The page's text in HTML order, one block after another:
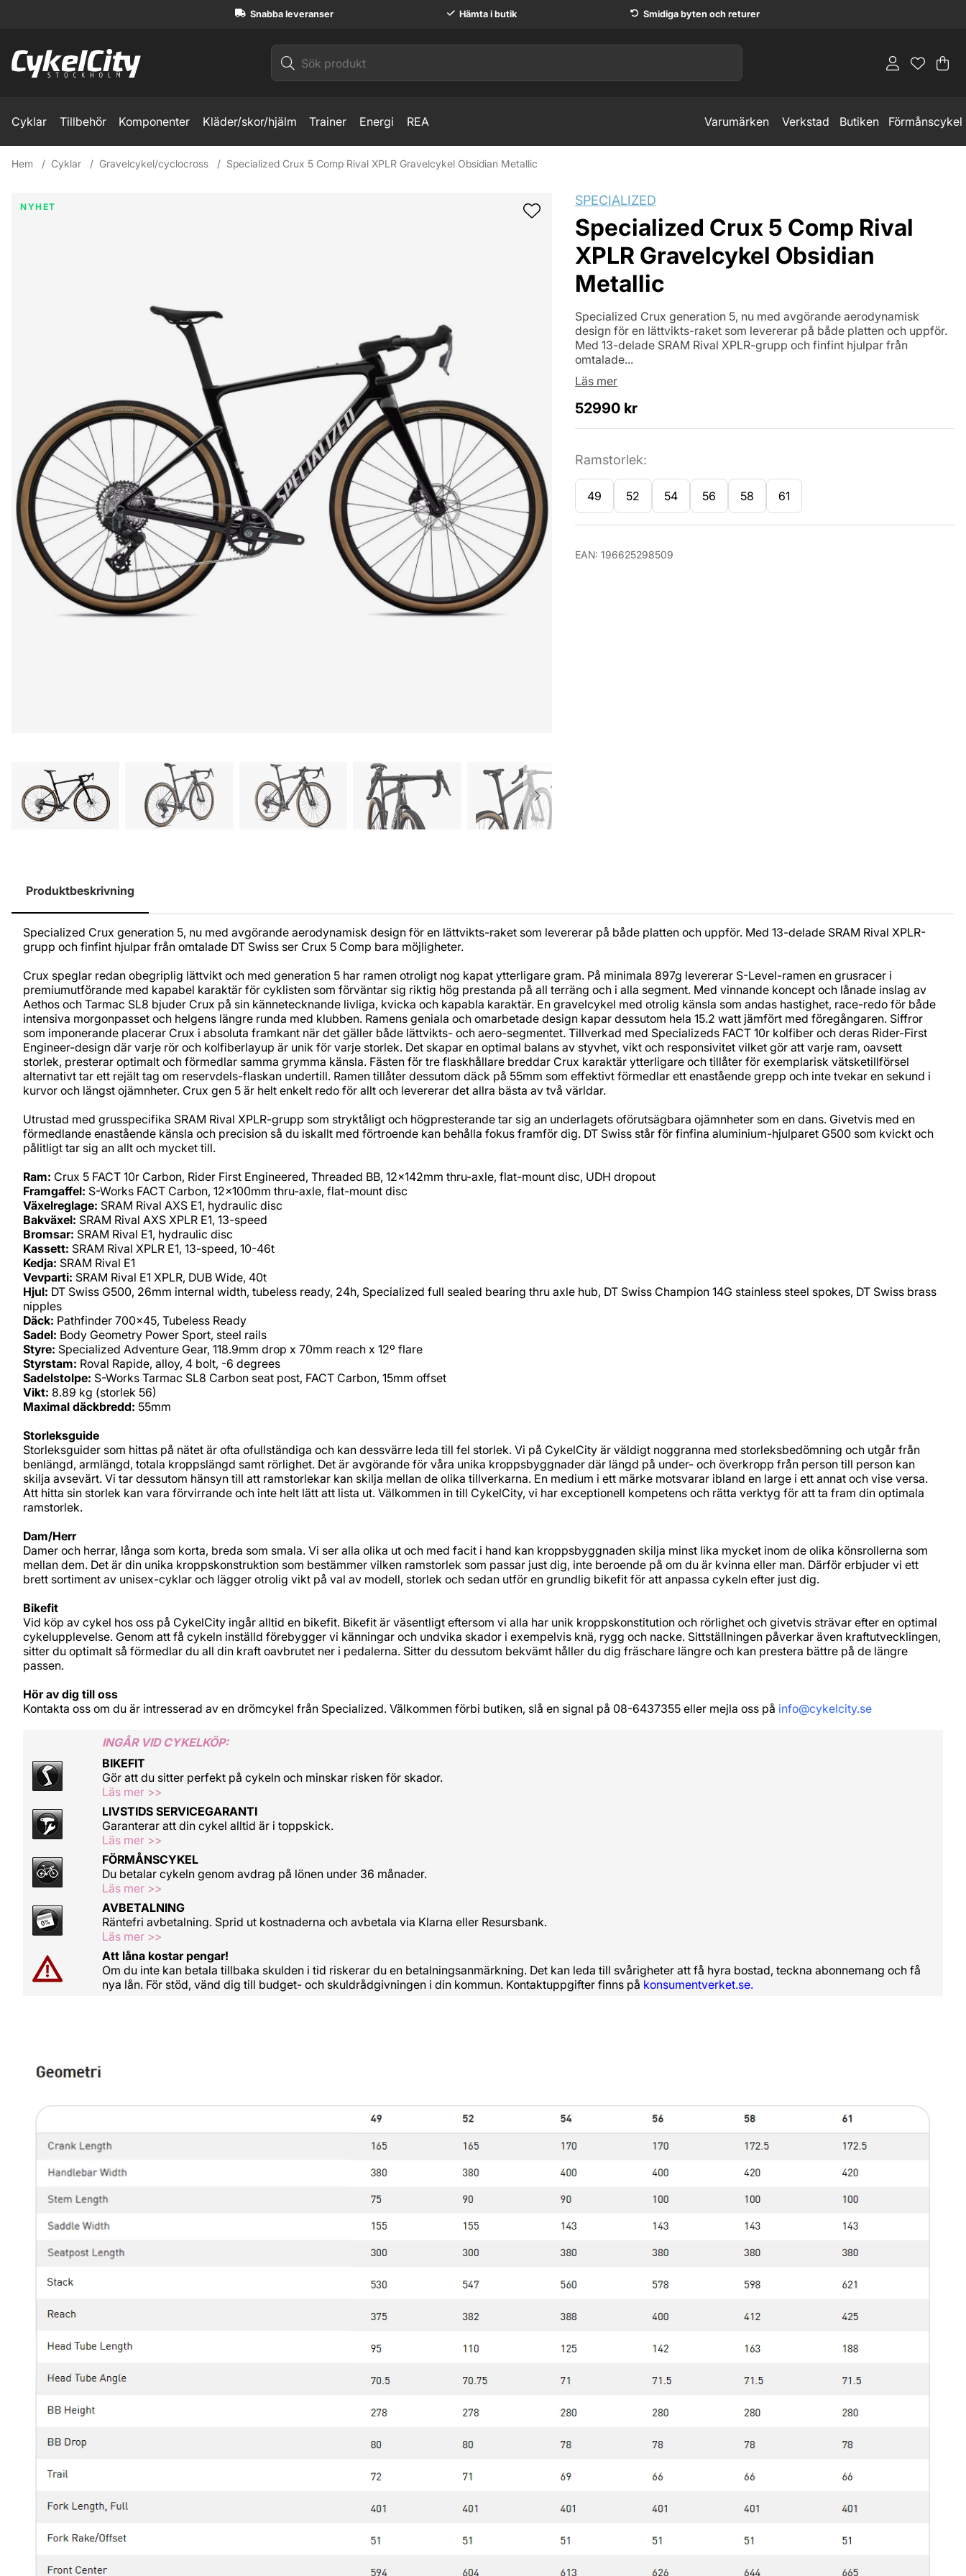
Snabba leveranser Hämta i butik Smidiga byten och returer
.
Cyklar Tillbehör Komponenter Kläder/skor/hjälm Trainer Energi REA Varumärken Verkstad Butiken Förmånscykel
Hem Cyklar Gravelcykel/cyclocross Specialized Crux 5 Comp Rival XPLR Gravelcykel Obsidian Metallic
NYHET
Produktbilder Specialized Crux 5 Comp Rival XPLR Gravelcykel Obsidian Metallic SPECIALIZED
Specialized Crux 5 Comp Rival
XPLR Gravelcykel Obsidian
Metallic
Specialized Crux generation 5, nu med avgörande aerodynamisk
design för en lättvikts-raket som levererar på både platten och uppför.
Med 13-delade SRAM Rival XPLR-grupp och finfint hjulpar från
omtalade...
Läs mer
52990 kr
Ramstorlek:
49 52 54 56 58 61
EAN: 196625298509
Produktbeskrivning
Specialized Crux generation 5, nu med avgörande aerodynamisk design för en lättvikts-raket som levererar på både platten och uppför. Med 13-delade SRAM Rival XPLR-
grupp och finfint hjulpar från omtalade DT Swiss ser Crux 5 Comp bara möjligheter.
Crux speglar redan obegriplig lättvikt och med generation 5 har ramen otroligt nog kapat ytterligare gram. På minimala 897g levererar S-Level-ramen en grusracer i
premiumutförande med kapabel karaktär för cyklisten som förväntar sig riktig hög prestanda på all terräng och i alla segment. Med vinnande koncept och lånade inslag av
Aethos och Tarmac SL8 bjuder Crux på sin kännetecknande livliga, kvicka och kapabla karaktär. En gravelcykel med otrolig känsla som andas hastighet, race-redo för både
intensiva morgonpasset och helgens längre runda med klubben. Ramens geniala och omarbetade design kapar dessutom hela 15.2 watt jämfört med föregångaren. Siffror
som imponerande placerar Crux i absoluta framkant när det gäller både lättvikts- och aero-segmentet. Tillverkad med Specializeds FACT 10r kolfiber och deras Rider-First
Engineer-design där varje rör och kolfiberlayup är unik för varje storlek. Det skapar en optimal balans av styvhet, vikt och responsivitet vilket gör att varje ram, oavsett
storlek, presterar optimalt och förmedlar samma grymma känsla. Fästen för tre flaskhållare breddar Crux karaktär ytterligare och tillåter för exemplarisk vätsketillförsel
alternativt tar ett rejält tag om reservdels-flaskan undertill. Ramen tillåter dessutom däck på 55mm som effektivt förmedlar ett enastående grepp och inte tvekar en sekund i
kurvor och längst ojämnheter. Crux gen 5 är helt enkelt redo för allt och levererar det allra bästa av två världar.
Utrustad med grusspecifika SRAM Rival XPLR-grupp som stryktåligt och högpresterande tar sig an underlagets oförutsägbara ojämnheter som en dans. Givetvis med en
förmedlande enastående känsla och precision så du iskallt med förtroende kan behålla fokus framför dig. DT Swiss står för finfina aluminium-hjulparet G500 som kvickt och
pålitligt tar sig an allt och mycket till.
Ram: Crux 5 FACT 10r Carbon, Rider First Engineered, Threaded BB, 12x142mm thru-axle, flat-mount disc, UDH dropout
Framgaffel: S-Works FACT Carbon, 12x100mm thru-axle, flat-mount disc
Växelreglage: SRAM Rival AXS E1, hydraulic disc
Bakväxel: SRAM Rival AXS XPLR E1, 13-speed
Bromsar: SRAM Rival E1, hydraulic disc
Kassett: SRAM Rival XPLR E1, 13-speed, 10-46t
Kedja: SRAM Rival E1
Vevparti: SRAM Rival E1 XPLR, DUB Wide, 40t
Hjul: DT Swiss G500, 26mm internal width, tubeless ready, 24h, Specialized full sealed bearing thru axle hub, DT Swiss Champion 14G stainless steel spokes, DT Swiss brass
nipples
Däck: Pathfinder 700x45, Tubeless Ready
Sadel: Body Geometry Power Sport, steel rails
Styre: Specialized Adventure Gear, 118.9mm drop x 70mm reach x 12º flare
Styrstam: Roval Rapide, alloy, 4 bolt, -6 degrees
Sadelstolpe: S-Works Tarmac SL8 Carbon seat post, FACT Carbon, 15mm offset
Vikt: 8.89 kg (storlek 56)
Maximal däckbredd: 55mm
Storleksguide
Storleksguider som hittas på nätet är ofta ofullständiga och kan dessvärre leda till fel storlek. Vi på CykelCity är väldigt noggranna med storleksbedömning och utgår från
benlängd, armlängd, totala kroppslängd samt rörlighet. Det är avgörande för våra unika kroppsbyggnader där längd på under- och överkropp från person till person kan
skilja avsevärt. Vi tar dessutom hänsyn till att ramstorlekar kan skilja mellan de olika tillverkarna. En medium i ett märke motsvarar ibland en large i ett annat och vise versa.
Att hitta sin storlek kan vara förvirrande och inte helt lätt att lista ut. Välkommen in till CykelCity, vi har exceptionell kompetens och rätta verktyg för att ta fram din optimala
ramstorlek.
Dam/Herr
Damer och herrar, långa som korta, breda som smala. Vi ser alla olika ut och med facit i hand kan kroppsbyggnaden skilja minst lika mycket inom de olika könsrollerna som
mellan dem. Det är din unika kroppskonstruktion som bestämmer vilken ramstorlek som passar just dig, inte beroende på om du är kvinna eller man. Därför erbjuder vi ett
brett sortiment av unisex-cyklar och lägger otrolig vikt på val av modell, storlek och sedan utför en grundlig bikefit för att anpassa cykeln efter just dig.
Bikefit
Vid köp av cykel hos oss på CykelCity ingår alltid en bikefit. Bikefit är väsentligt eftersom vi alla har unik kroppskonstitution och rörlighet och givetvis strävar efter en optimal
cykelupplevelse. Genom att få cykeln inställd förebygger vi känningar och undvika skador i exempelvis knä, rygg och nacke. Sittställningen påverkar även kraftutvecklingen,
sitter du optimalt så förmedlar du all din kraft oavbrutet ner i pedalerna. Sitter du dessutom bekvämt håller du dig fräschare längre och kan prestera bättre på de längre
passen.
Hör av dig till oss
Kontakta oss om du är intresserad av en drömcykel från Specialized. Välkommen förbi butiken, slå en signal på 08-6437355 eller mejla oss på info@cykelcity.se
INGÅR VID CYKELKÖP:
BIKEFIT
Gör att du sitter perfekt på cykeln och minskar risken för skador.
Läs mer >>
LIVSTIDS SERVICEGARANTI
Garanterar att din cykel alltid är i toppskick.
Läs mer >>
FÖRMÅNSCYKEL
Du betalar cykeln genom avdrag på lönen under 36 månader.
Läs mer >>
AVBETALNING
Räntefri avbetalning. Sprid ut kostnaderna och avbetala via Klarna eller Resursbank.
Läs mer >>
Att låna kostar pengar!
Om du inte kan betala tillbaka skulden i tid riskerar du en betalningsanmärkning. Det kan leda till svårigheter att få hyra bostad, teckna abonnemang och få
nya lån. För stöd, vänd dig till budget- och skuldrådgivningen i din kommun. Kontaktuppgifter finns på konsumentverket.se.